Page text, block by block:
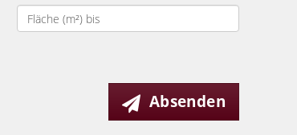
Absenden